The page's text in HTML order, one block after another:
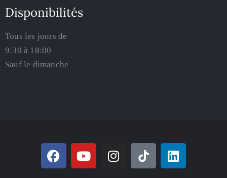
Disponibilités
Tous les jours de
9:30 à 18:00
Sauf le dimanche